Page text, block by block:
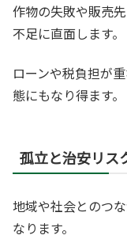
作物の失敗や販売
不足に直面します。
ローンや税負担が
態にもなり得ます。
孤立と治安リス
地域や社会とのつ
なります。